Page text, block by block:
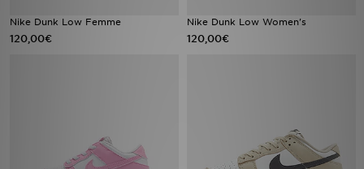
Nike Dunk Low Femme
120,00€
Nike Dunk Low Women's
120,00€